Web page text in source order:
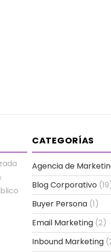
CATEGORÍAS
Agencia de
Blog Corporativo
Buyer Persona(1)
Email Marketing(2)
Inbound Marketing